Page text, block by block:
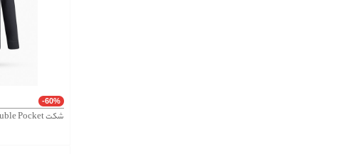
-60%
شکت Double Pocket